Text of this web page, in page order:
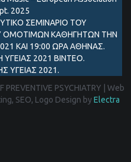
2025
ΣΕΜΙΝΑΡΙΟ ΤΟΥ
ΟΜΟΤΙΜΩΝ ΚΑΘΗΓΗΤΩΝ ΤΗΝ
ΚΑΙ 19:00 ΩΡΑ ΑΘΗΝΑΣ.
2021 ΒΙΝΤΕΟ.
ΥΓΕΙΑΣ 2021.
PSYCHIATRY
Web
SEO, Logo Design byElectra